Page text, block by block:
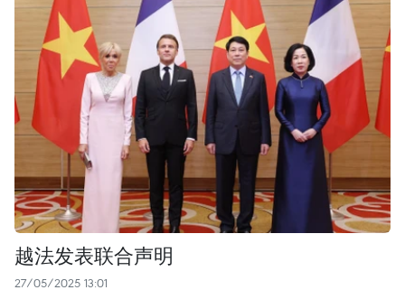
越法发表联合声明
27/05/2025 13:01